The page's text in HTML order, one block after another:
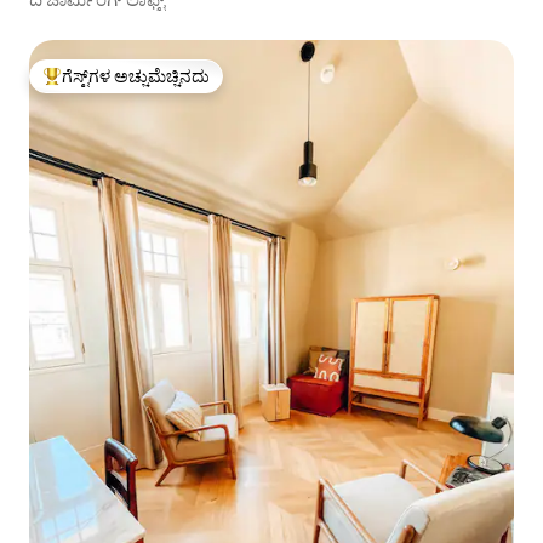
ಗೆಸ್ಟ್‌ಗಳಿಗೆ ಅತಿ ಹೆಚ್ಚು ಅಚ್ಚುಮೆಚ್ಚಿನದು
ಗೆಸ್ಟ್‌ಗಳ ಅಚ್ಚುಮೆಚ್ಚಿನದು